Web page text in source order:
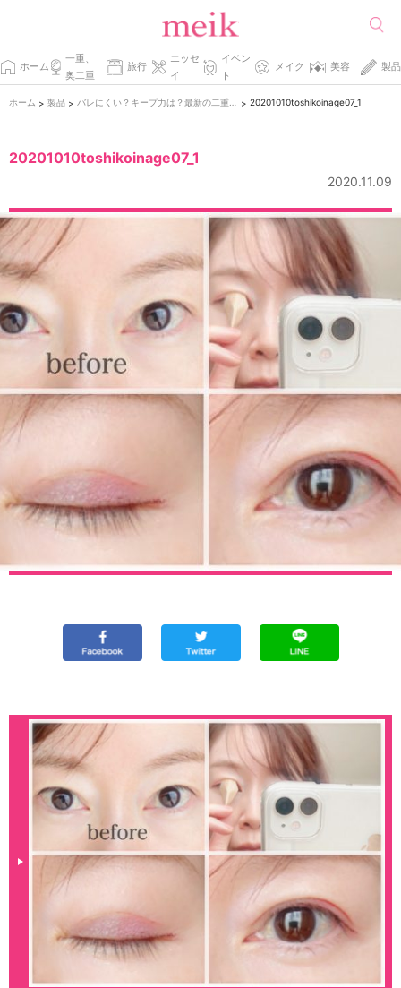
ホーム
一重、
奥二重
旅行
エッセ
イ
イベン
ト
メイク 美容 製品
ホーム > 製品 > > 20201010toshikoinage07_1
20201010toshikoinage07_1
2020.11.09